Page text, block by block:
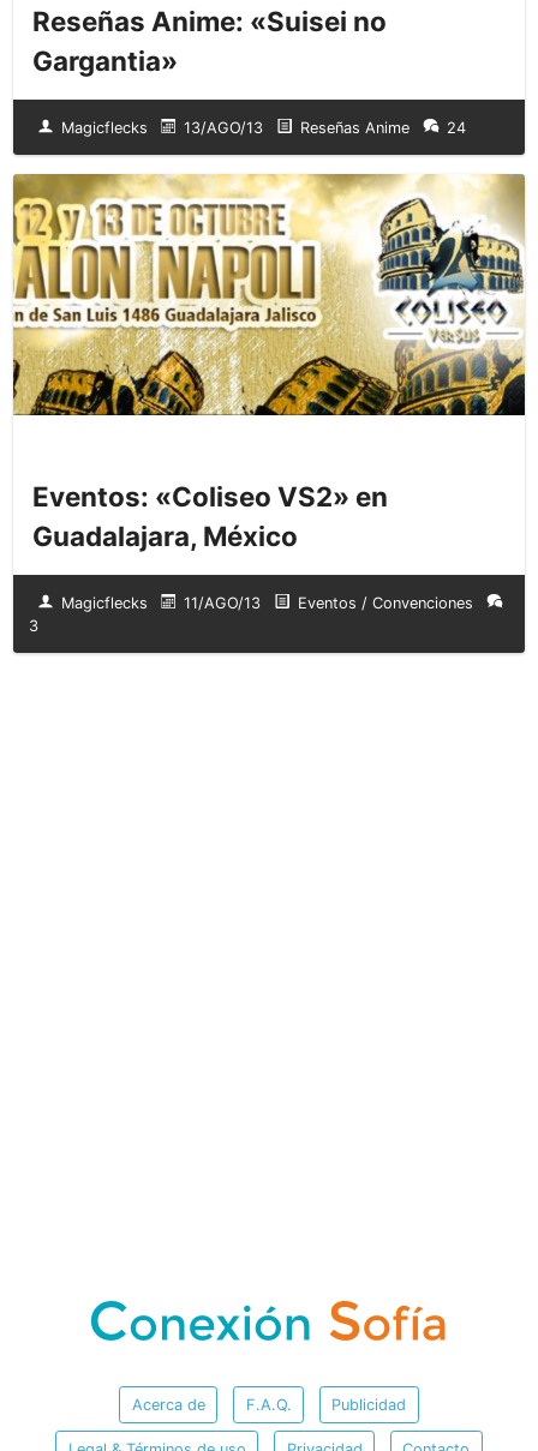
Reseñas Anime: «Suisei no
Gargantia»
Magicflecks 13/AGO/13 Reseñas Anime 24
Eventos: «Coliseo VS2» en
Guadalajara, México
Magicflecks 11/AGO/13
Eventos / Convenciones
3
Acerca de F.A.Q. Publicidad